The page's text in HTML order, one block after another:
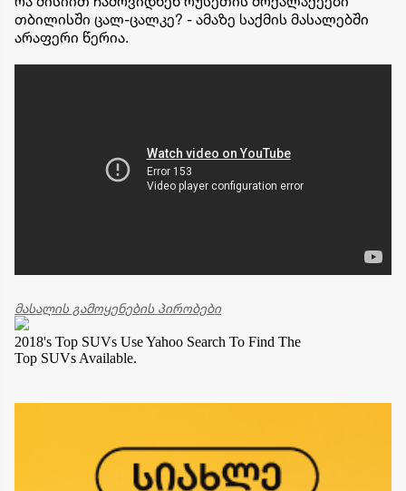
თბილისში ცალ-ცალკე? - ამაზე საქმის მასალებში
არაფერი წერია.
მასალის გამოყენების პირობები
2018's Top SUVs Use Yahoo Search To Find The
Top SUVs Available.